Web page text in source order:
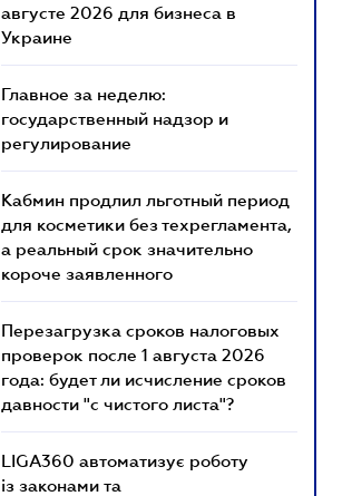
августе 2026 для бизнеса в
Украине
Главное за неделю:
государственный надзор и
регулирование
Кабмин продлил льготный период
для косметики без техрегламента,
а реальный срок значительно
короче заявленного
Перезагрузка сроков налоговых
проверок после 1 августа 2026
года: будет ли исчисление сроков
давности "с чистого листа"?
LIGA360 автоматизує роботу
із законами та